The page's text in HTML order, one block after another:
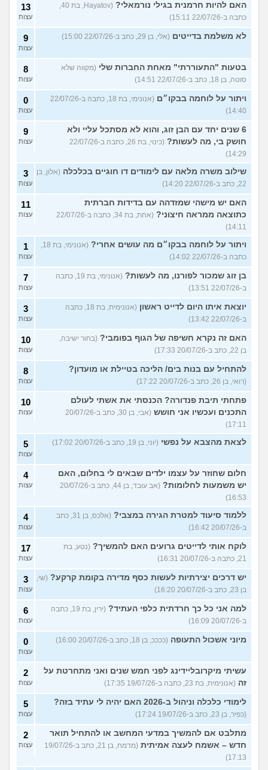
האם להיות חרמנית בגילי נורמאלי?
(Hayatov, בת 40,
כתבה ב-22/07/26 15:11)
13
עצות
לא משלמת בדייטים (אלי, בן 29, כתב ב-22/07/26 15:00) 9
עצות
בטעות "התעוררתי" מאחת החברות שלי (מקווה שלא
סוטה, בן 18, כתב ב-22/07/26 14:51)
8
עצות
ויתור על לוחמה בבקו״ם
(אנונימי, בת 18, כתבה ב-22/07/26
14:40)
0
עצות
6 שנים יחד עם הבן זוג, והוא לא מסתכל עליי ולא
חושק בי, מה לעשות?
(כינוי, בת 26, כתבה ב-22/07/26
14:29)
9
עצות
שילוב משרה מלאה עם לימודים דו חוגיים בכלכלה (אלון, בן
22, כתב ב-22/07/26 14:20)
3
עצות
האם יש מישהי שמזדהה עם בדידות חברתית
כתוצאה ממראה חיצוני?
(אחת, בת 34, כתבה ב-22/07/26
14:11)
11
עצות
ויתור על לוחמה בבקו״ם מה עושים אחרי?
(אנונימי, בת 18,
כתבה ב-22/07/26 14:02)
1
עצות
בן זוג שמכור לפורנו, מה לעשות?
(אנונימי, בת 19, כתבה
ב-22/07/26 13:51)
7
עצות
יוצאת איתו היום לדייט ראשון
(אנונימית, בת 18, כתבה
ב-22/07/26 13:42)
3
עצות
האם זה נקרא חשיפה של הגוף בפומבי? (בחור ישיבה,
בן 22, כתב ב-20/07/26 17:33)
10
עצות
להתחיל עם בנות בים/ הליכה בטיילת או מועדון?
(רואי, בן 26, כתב ב-20/07/26 17:22)
8
עצות
פתחתי תיבת פנדורה? הכנסתי את אשתי לעולם
התכנים ועכשיו אני חושש
(אבי, בן 30, כתב ב-20/07/26
17:11)
10
עצות
לצאת מהצבא על נפשי (יוני, בן 19, כתב ב-20/07/26 17:02) 5
עצות
חלום שחוזר על עצמו ילדים שבאים לי בחלום, האם
יש משמעות לחלומות?
(אב עובד, בן 44, כתב ב-20/07/26
16:53)
4
עצות
ללמוד סיעוד למטרת הגירה במצבי?
(אלכס, בן 31, כתב
ב-20/07/26 16:42)
4
עצות
לוקח אותי לדייטים גרועים האם להמשיך? (נטע, בת
21, כתבה ב-20/07/26 16:31)
17
עצות
יש דרכים יצירתיות לעשות כסף מדירה בקומת קרקע? (שי,
בן 23, כתב ב-20/07/26 16:20)
3
עצות
למה אני כל כך חרדתית כלפי העתיד?
(ירין, בת 19, כתבה
ב-20/07/26 16:09)
6
עצות
מיוני אשכול התעופה (ככככ, בן 18, כתב ב-20/07/26 16:00) 0
עצות
עשיתי מיקרובליידינג לפני חמש שנים ואני מתחרטת על
זה (אנונימית, בת 23, כתבה ב-19/07/26 17:35)
2
עצות
לימודי כלכלה וניהול ב-2026 האם יהיה לי עתיד בזה?
(כפיר, בן 23, כתב ב-19/07/26 17:24)
5
עצות
מתלבט אם להמשיך במדעי המחשב או להתחיל תואר
חדש – אשמח לעצה אמיתית
(מדמח, בן 21, כתב ב-19/07/26
17:13)
2
עצות